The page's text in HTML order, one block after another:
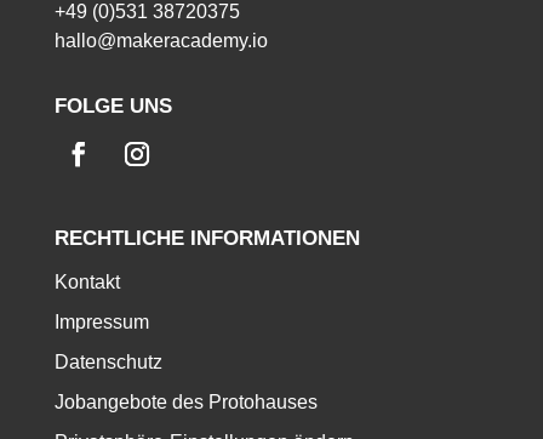
+49 (0)531 38720375
hallo@makeracademy.io
FOLGE UNS
RECHTLICHE INFORMATIONEN
Kontakt
Impressum
Datenschutz
Jobangebote des Protohauses